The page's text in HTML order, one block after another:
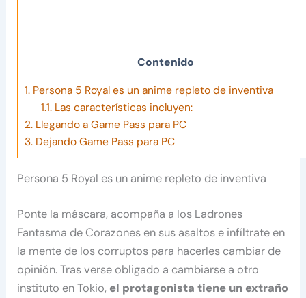
Contenido
1. Persona 5 Royal es un anime repleto de inventiva
1.1.Las características incluyen:
2. Llegando a Game Pass para PC
3. Dejando Game Pass para PC
Persona 5 Royal es un anime repleto de inventiva
Ponte la máscara, acompaña a los Ladrones
Fantasma de Corazones en sus asaltos e infíltrate en
la mente de los corruptos para hacerles cambiar de
opinión. Tras verse obligado a cambiarse a otro
instituto en Tokio, el protagonista tiene un extraño